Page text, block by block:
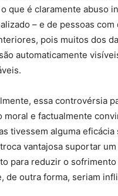
o que é claramente abuso
– e de pessoas
pois muitos dos
automaticamente
essa controvérsia
moral e factualmente
tivessem alguma
vantajosa suportar
para reduzir o
de outra forma, seriam